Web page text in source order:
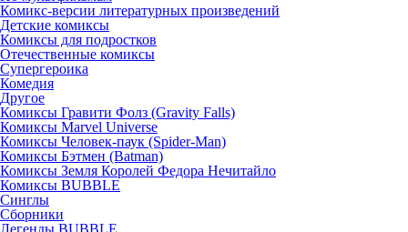
Комикс-версии литературных произведений
Детские комиксы
Комиксы для подростков
Отечественные комиксы
Супергероика
Комедия
Другое
Комиксы Гравити Фолз (Gravity Falls)
Комиксы Marvel Universe
Комиксы Человек-паук (Spider-Man)
Комиксы Бэтмен (Batman)
Комиксы Земля Королей Федора Нечитайло
Комиксы BUBBLE
Синглы
Сборники
Легенды BUBBLE